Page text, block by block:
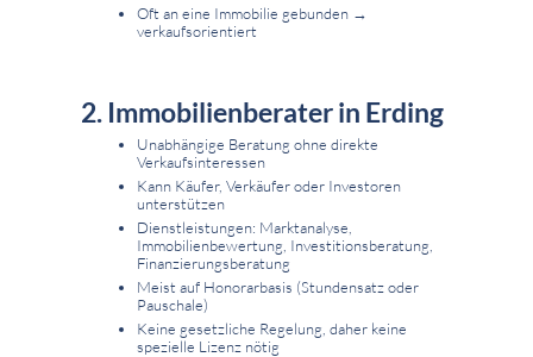
Oft an eine Immobilie gebunden →
verkaufsorientiert
2. Immobilienberater in Erding
Unabhängige Beratung ohne direkte
Verkaufsinteressen
Kann Käufer, Verkäufer oder Investoren
unterstützen
Dienstleistungen: Marktanalyse,
Immobilienbewertung, Investitionsberatung,
Finanzierungsberatung
Meist auf Honorarbasis (Stundensatz oder
Pauschale)
Keine gesetzliche Regelung, daher keine
spezielle Lizenz nötig